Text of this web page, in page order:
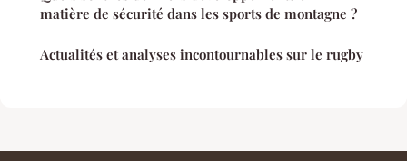
matière de sécurité dans les sports de montagne ?
Actualités et analyses incontournables sur le rugby